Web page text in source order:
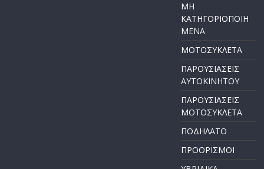
ΜΗ
ΚΑΤΗΓΟΡΙΟΠΟΙΗ
ΜΕΝΑ
ΜΟΤΟΣΥΚΛΕΤΑ
ΠΑΡΟΥΣΙΑΣΕΙΣ
ΑΥΤΟΚΙΝΗΤΟΥ
ΠΑΡΟΥΣΙΑΣΕΙΣ
ΜΟΤΟΣΥΚΛΕΤΑ
ΠΟΔΗΛΑΤΟ
ΠΡΟΟΡΙΣΜΟΙ